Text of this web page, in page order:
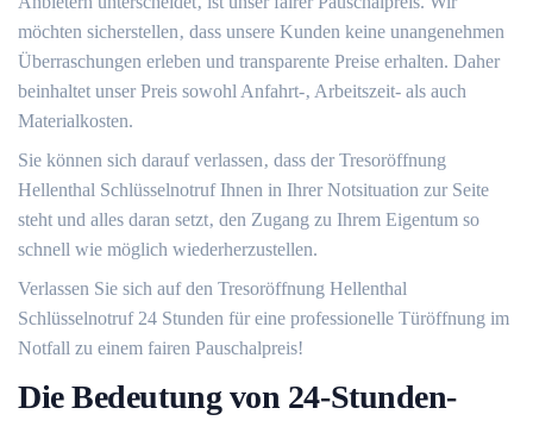
möchten sicherstellen‚ dass unsere Kunden keine unangenehmen
Überraschungen erleben und transparente Preise erhalten.​ Daher
beinhaltet unser Preis sowohl Anfahrt-‚ Arbeitszeit- als auch
Materialkosten.
Sie können sich darauf verlassen‚ dass der Tresoröffnung
Hellenthal Schlüsselnotruf Ihnen in Ihrer Notsituation zur Seite
steht und alles daran setzt‚ den Zugang zu Ihrem Eigentum so
schnell wie möglich wiederherzustellen.​
Verlassen Sie sich auf den Tresoröffnung Hellenthal
Schlüsselnotruf 24 Stunden für eine professionelle Türöffnung im
Notfall zu einem fairen Pauschalpreis!​
Die Bedeutung von 24-Stunden-